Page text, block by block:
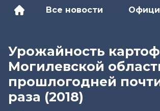
Все новости
Урожайность
Могилевской
прошлогодней
раза (2018)